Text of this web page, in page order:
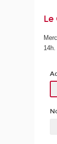
Le
14h.